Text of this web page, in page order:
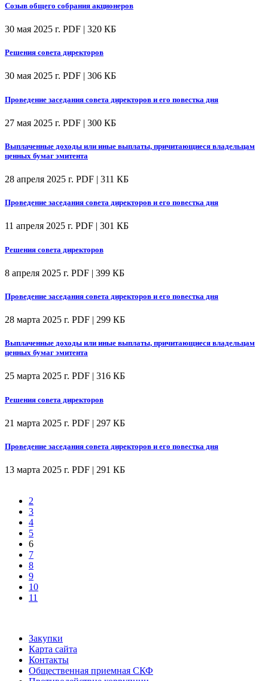
Созыв общего собрания акционеров
30 мая 2025 г. PDF | 320 КБ
Решения совета директоров
30 мая 2025 г. PDF | 306 КБ
Проведение заседания совета директоров и его повестка дня
27 мая 2025 г. PDF | 300 КБ
Выплаченные доходы или иные выплаты, причитающиеся владельцам
ценных бумаг эмитента
28 апреля 2025 г. PDF | 311 КБ
Проведение заседания совета директоров и его повестка дня
11 апреля 2025 г. PDF | 301 КБ
Решения совета директоров
8 апреля 2025 г. PDF | 399 КБ
Проведение заседания совета директоров и его повестка дня
28 марта 2025 г. PDF | 299 КБ
Выплаченные доходы или иные выплаты, причитающиеся владельцам
ценных бумаг эмитента
25 марта 2025 г. PDF | 316 КБ
Решения совета директоров
21 марта 2025 г. PDF | 297 КБ
Проведение заседания совета директоров и его повестка дня
13 марта 2025 г. PDF | 291 КБ
2
3
4
5
6
7
8
9
10
11
Закупки
Карта сайта
Контакты
Общественная приемная СКФ